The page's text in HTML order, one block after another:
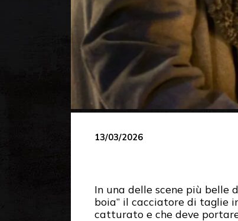
13/03/2026
In una delle scene più belle
boia” il cacciatore di taglie
catturato e che deve